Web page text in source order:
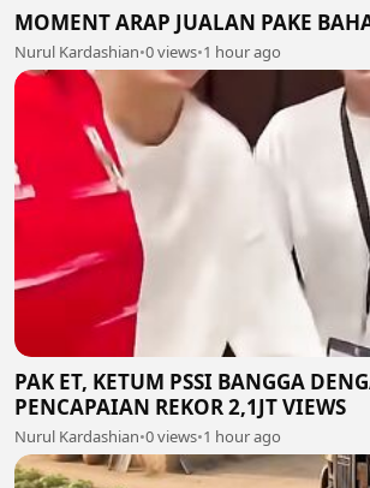
MOMENT ARAP JUALAN PAKE
Nurul Kardashian•0 views•1 hour ago
PAK ET, KETUM PSSI BANGGA
PENCAPAIAN REKOR 2,1JT VIEWS
Nurul Kardashian•0 views•1 hour ago